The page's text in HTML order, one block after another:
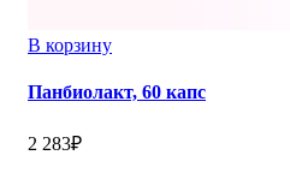
В корзину
Панбиолакт, 60 капс
2 283₽